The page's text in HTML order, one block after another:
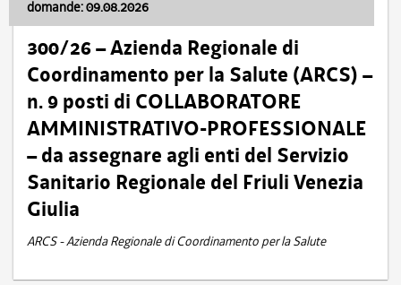
domande: 09.08.2026
300/26 – Azienda Regionale di
Coordinamento per la Salute (ARCS) –
n. 9 posti di COLLABORATORE
AMMINISTRATIVO-PROFESSIONALE
– da assegnare agli enti del Servizio
Sanitario Regionale del Friuli Venezia
Giulia
ARCS - Azienda Regionale di Coordinamento per la Salute